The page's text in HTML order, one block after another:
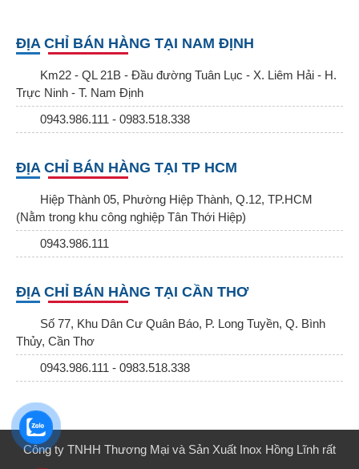
ĐỊA CHỈ BÁN HÀNG TẠI NAM ĐỊNH
Km22 - QL 21B - Đầu đường Tuân Lục - X. Liêm Hải - H.
Trực Ninh - T. Nam Định
0943.986.111 - 0983.518.338
ĐỊA CHỈ BÁN HÀNG TẠI TP HCM
Hiệp Thành 05, Phường Hiệp Thành, Q.12, TP.HCM
(Nằm trong khu công nghiệp Tân Thới Hiệp)
0943.986.111
ĐỊA CHỈ BÁN HÀNG TẠI CẦN THƠ
Số 77, Khu Dân Cư Quân Báo, P. Long Tuyền, Q. Bình
Thủy, Cần Thơ
0943.986.111 - 0983.518.338
Công ty TNHH Thương Mại và Sản Xuất Inox Hồng Lĩnh rất